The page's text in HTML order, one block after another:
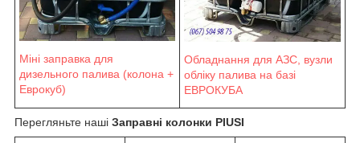
Міні заправка для
дизельного палива (колона +
Еврокуб)
Обладнання для АЗС, вузли
обліку палива на базі
ЕВРОКУБА
Перегляньте наші Заправні колонки PIUSI